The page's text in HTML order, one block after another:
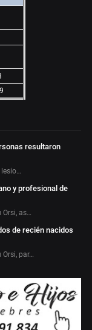
resultaron
lesio…
y profesional de
Orsi, as…
de recién nacidos
Orsi, par…